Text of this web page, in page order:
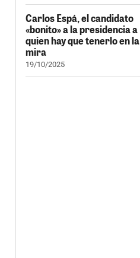
Carlos Espá, el candidato
«bonito» a la presidencia a
quien hay que tenerlo en la
mira
19/10/2025